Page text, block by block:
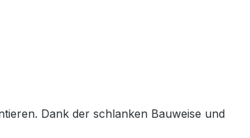
Dank der schlanken Bauweise und